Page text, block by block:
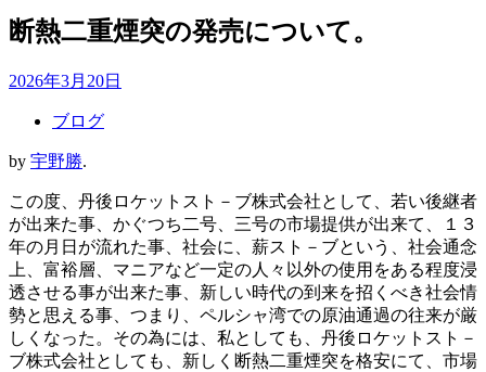
断熱二重煙突の発売について。
2026年3月20日
ブログ
by 宇野勝.
この度、丹後ロケットスト－ブ株式会社として、若い後継者
が出来た事、かぐつち二号、三号の市場提供が出来て、１３
年の月日が流れた事、社会に、薪スト－ブという、社会通念
上、富裕層、マニアなど一定の人々以外の使用をある程度浸
透させる事が出来た事、新しい時代の到来を招くべき社会情
勢と思える事、つまり、ペルシャ湾での原油通過の往来が厳
しくなった。その為には、私としても、丹後ロケットスト－
ブ株式会社としても、新しく断熱二重煙突を格安にて、市場